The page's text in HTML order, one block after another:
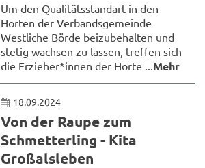
Um den Qualitätsstandart in den
Horten der Verbandsgemeinde
Westliche Börde beizubehalten und
stetig wachsen zu lassen, treffen sich
die Erzieher*innen der Horte ... Mehr
18.09.2024
Von der Raupe zum
Schmetterling - Kita
Großalsleben